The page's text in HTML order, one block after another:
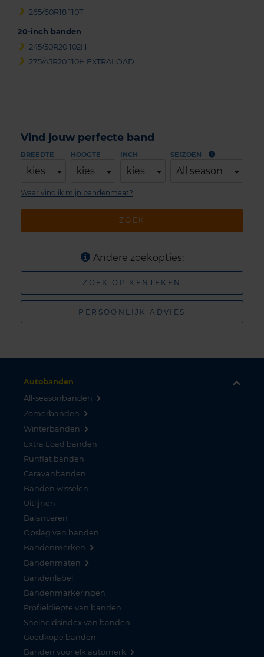
265/60R18 110T
20-inch banden
245/50R20 102H
275/45R20 110H EXTRALOAD
Vind jouw perfecte band
BREEDTE
kies
HOOGTE
kies
INCH
kies
SEIZOEN
All season
ZOEK
Waar vind ik mijn bandenmaat?
Andere zoekopties:
ZOEK OP KENTEKEN
PERSOONLIJK ADVIES
Autobanden
All-seasonbanden
Zomerbanden
Winterbanden
Extra Load banden
Runflat banden
Caravanbanden
Banden wisselen
Uitlijnen
Balanceren
Opslag van banden
Bandenmerken
Bandenmaten
Bandenlabel
Bandenmarkeringen
Profieldiepte van banden
Snelheidsindex van banden
Goedkope banden
Banden voor elk automerk